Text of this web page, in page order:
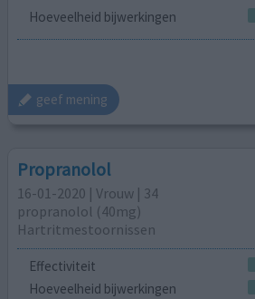
Hoeveelheid bijwerkingen
geef mening
Propranolol
16-01-2020 | Vrouw | 34
propranolol (40mg)
Hartritmestoornissen
Effectiviteit
Hoeveelheid bijwerkingen